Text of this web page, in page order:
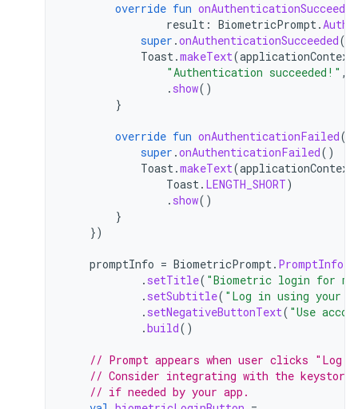
override fun onAuthenticationSucceeded
result : BiometricPrompt.
super .onAuthenticationSucceeded(
Toast.makeText(applicationContext
"Authentication succeeded!" ,
. show()
}
override fun onAuthenticationFailed()
super .onAuthenticationFailed()
Toast.makeText(applicationContext
Toast. LENGTH_SHORT)
. show()
}
})
promptInfo = BiometricPrompt. PromptInfo
. setTitle( "Biometric login for my
. setSubtitle( "Log in using your
. setNegativeButtonText( "Use
.build()
// Prompt appears when user clicks "Log
// Consider integrating with the
// if needed by your app.